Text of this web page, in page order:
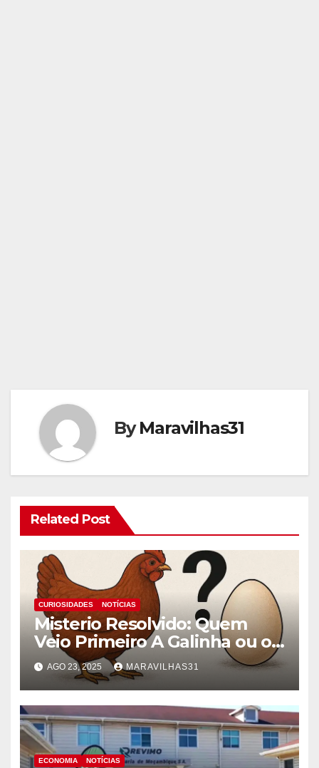
ByMaravilhas31
Related Post
CURIOSIDADES NOTÍCIAS
Misterio Resolvido: Quem
Veio Primeiro A Galinha ou o
Ovo!
AGO 23, 2025 MARAVILHAS31
ECONOMIA NOTÍCIAS